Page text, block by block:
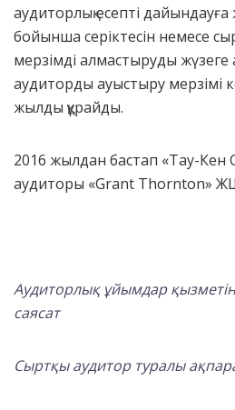
аудиторлық есепті
бойынша серіктесін немесе
мерзімді алмастыруды жүзеге
аудиторды ауыстыру мерзімі
жылды құрайды.
2016 жылдан бастап «Тау-Кен
аудиторы «Grant Thornton»
Аудиторлық ұйымдар
саясат
Сыртқы аудитор туралы